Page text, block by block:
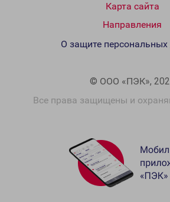
Карта сайта
Направления
© ООО «ПЭК»,
Все права защищены и
О защите